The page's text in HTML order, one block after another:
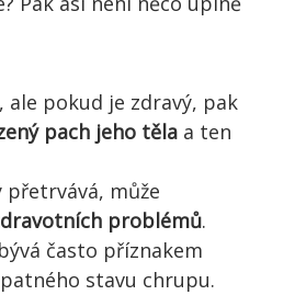
ale pokud je zdravý, pak
pach jeho těla a ten
přetrvává, může
problémů.
často příznakem
stavu chrupu.